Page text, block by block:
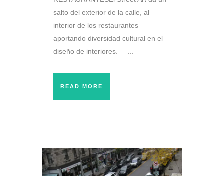
salto del exterior de la calle, al
interior de los restaurantes
aportando diversidad cultural en el
diseño de interiores. ...
READ MORE